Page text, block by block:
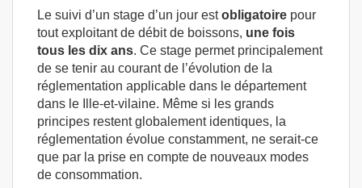
Le suivi d’un stage d’un jour estobligatoire pour
tout exploitant de débit de boissons, une fois
tous les dix ans. Ce stage permet principalement
de se tenir au courant de l’évolution de la
réglementation applicable dans le département
dans le Ille-et-vilaine. Même si les grands
principes restent globalement identiques, la
réglementation évolue constamment, ne serait-ce
que par la prise en compte de nouveaux modes
de consommation.